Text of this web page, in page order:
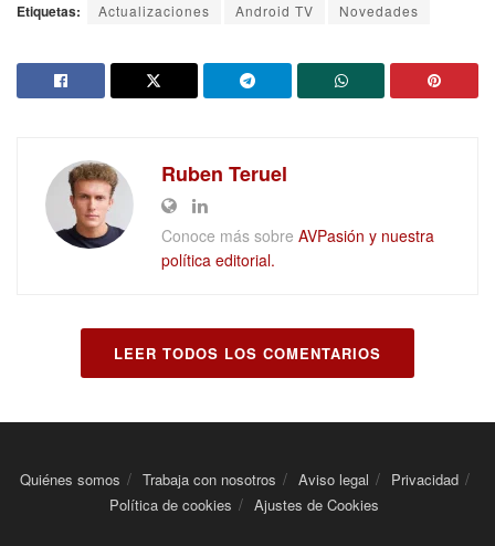
Etiquetas: Actualizaciones Android TV Novedades
Ruben Teruel
Conoce más sobre AVPasión y nuestra
política editorial.
LEER TODOS LOS COMENTARIOS
Quiénes somos Trabaja con nosotros Aviso legal
Privacidad
Política de cookies
Ajustes de Cookies